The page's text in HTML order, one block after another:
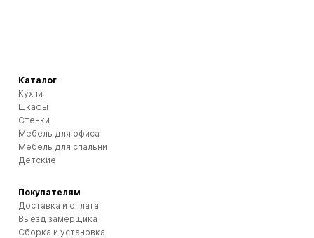
Каталог
Кухни
Шкафы
Стенки
Мебель для офиса
Мебель для спальни
Детские
Покупателям
Доставка и оплата
Выезд замерщика
Сборка и установка